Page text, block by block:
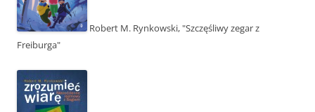
Robert M. Rynkowski, "Szczęśliwy zegar z
Freiburga"